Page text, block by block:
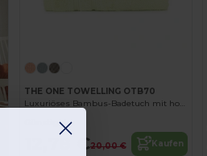
THE ONE TOWELLING OTB70
Luxuriöses Bambus-Badetuch mit hoher Saugfähigkeit
Günstigste:
12,78 €20,00 € Kaufen